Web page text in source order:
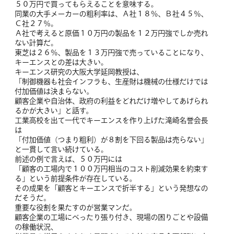
５０万円で買ってもらえることを意味する。
同業の大手メーカーの粗利率は、Ａ社１８％、Ｂ社４５％、
Ｃ社２７％。
Ａ社で考えると原価１０万円の製品を１２万円強でしか売れ
ない計算だ。
東芝は２６％、製品を１３万円強で売っていることになり、
キーエンスとの差は大きい。
キーエンス研究の大阪大学延岡教授は、
「制御機器も社会インフラも、生産財は機械の仕様だけでは
付加価値は決まらない。
顧客企業や自治体、政府の利益をどれだけ増やしてあげられ
るかが大きい」と話す。
工業高校を出て一代でキーエンスを作り上げた滝崎名誉会長
は
「付加価値（つまり粗利）が８割を下回る製品は売らない」
と一貫して言い続けている。
前述の例で言えば、５０万円には
「顧客の工場内で１００万円相当のコスト削減効果を約束す
る」という前提条件が存在している。
その成果を「顧客とキーエンスで折半する」という発想なの
だそうだ。
重要な役割を果たすのが営業マンだ。
顧客企業の工場にべったり張り付き、現場の困りごとや設備
の稼働状況、